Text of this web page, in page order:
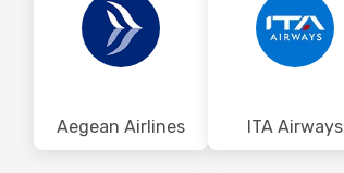
Aegean Airlines ITA Airways